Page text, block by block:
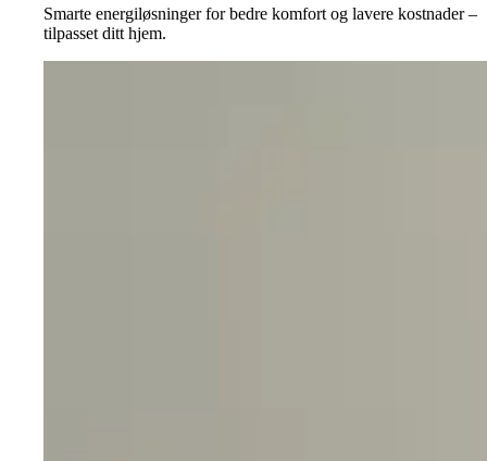
Smarte energiløsninger for bedre komfort og lavere kostnader –
tilpasset ditt hjem.